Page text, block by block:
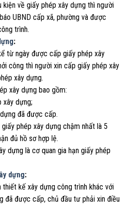
kiện về giấy phép xây dựng thì người
UBND cấp xã, phường và được
trình.
:
từ ngày được cấp giấy phép xây
công thì người xin cấp giấy phép xây
xây dựng.
xây dựng bao gồm:
xây dựng;
đã được cấp.
phép xây dựng chậm nhất là 5
đủ hồ sơ hợp lệ.
dựng là cơ quan gia hạn giấy phép
dựng:
thiết kế xây dựng công trình khác với
đã được cấp, chủ đầu tư phải xin điều